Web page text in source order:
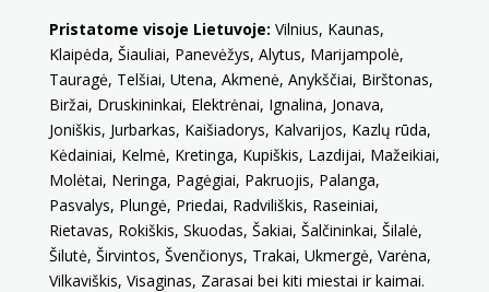
Pristatome visoje Lietuvoje: Vilnius, Kaunas,
Klaipėda, Šiauliai, Panevėžys, Alytus, Marijampolė,
Tauragė, Telšiai, Utena, Akmenė, Anykščiai, Birštonas,
Biržai, Druskininkai, Elektrėnai, Ignalina, Jonava,
Joniškis, Jurbarkas, Kaišiadorys, Kalvarijos, Kazlų rūda,
Kėdainiai, Kelmė, Kretinga, Kupiškis, Lazdijai, Mažeikiai,
Molėtai, Neringa, Pagėgiai, Pakruojis, Palanga,
Pasvalys, Plungė, Priedai, Radviliškis, Raseiniai,
Rietavas, Rokiškis, Skuodas, Šakiai, Šalčininkai, Šilalė,
Šilutė, Širvintos, Švenčionys, Trakai, Ukmergė, Varėna,
Vilkaviškis, Visaginas, Zarasai bei kiti miestai ir kaimai.